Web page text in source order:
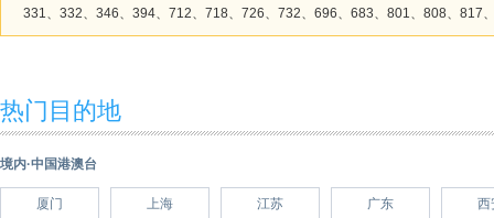
331、332、346、394、712、718、726、732、696、683、801、808、817
热门目的地
境内·中国港澳台
厦门 上海 江苏 广东 西